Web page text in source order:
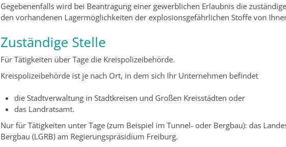
Gegebenenfalls wird bei Beantragung einer gewerblichen Erlaubnis die
den vorhandenen Lagermöglichkeiten der explosionsgefährlichen Stoffe von
Zuständige Stelle
Für Tätigkeiten über Tage die Kreispolizeibehörde.
Kreispolizeibehörde ist je nach Ort, in dem sich Ihr Unternehmen befindet
die Stadtverwaltung in Stadtkreisen und Großen Kreisstädten oder
das Landratsamt.
Nur für Tätigkeiten unter Tage (zum Beispiel im Tunnel- oder Bergbau): das
Bergbau (LGRB) am Regierungspräsidium Freiburg.